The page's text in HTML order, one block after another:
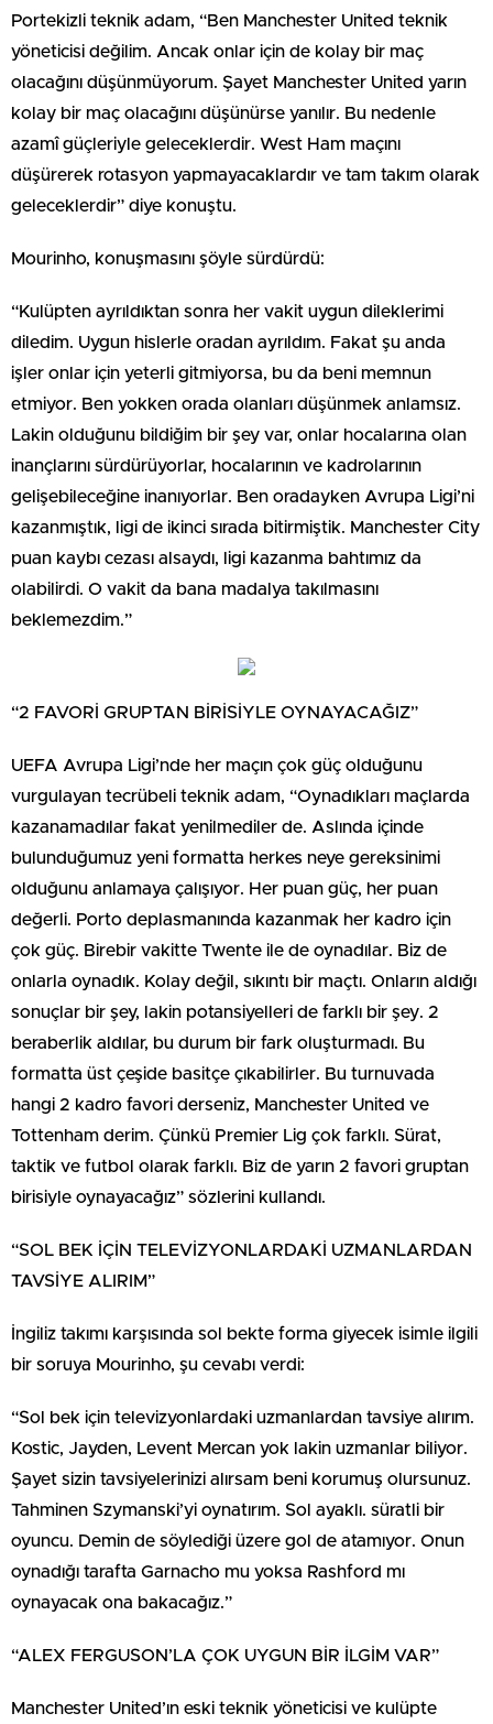
Portekizli teknik adam, “Ben Manchester United teknik
yöneticisi değilim. Ancak onlar için de kolay bir maç
olacağını düşünmüyorum. Şayet Manchester United yarın
kolay bir maç olacağını düşünürse yanılır. Bu nedenle
azamî güçleriyle geleceklerdir. West Ham maçını
düşürerek rotasyon yapmayacaklardır ve tam takım olarak
geleceklerdir” diye konuştu.
Mourinho, konuşmasını şöyle sürdürdü:
“Kulüpten ayrıldıktan sonra her vakit uygun dileklerimi
diledim. Uygun hislerle oradan ayrıldım. Fakat şu anda
işler onlar için yeterli gitmiyorsa, bu da beni memnun
etmiyor. Ben yokken orada olanları düşünmek anlamsız.
Lakin olduğunu bildiğim bir şey var, onlar hocalarına olan
inançlarını sürdürüyorlar, hocalarının ve kadrolarının
gelişebileceğine inanıyorlar. Ben oradayken Avrupa Ligi’ni
kazanmıştık, ligi de ikinci sırada bitirmiştik. Manchester City
puan kaybı cezası alsaydı, ligi kazanma bahtımız da
olabilirdi. O vakit da bana madalya takılmasını
beklemezdim.”
“2 FAVORİ GRUPTAN BİRİSİYLE OYNAYACAĞIZ”
UEFA Avrupa Ligi’nde her maçın çok güç olduğunu
vurgulayan tecrübeli teknik adam, “Oynadıkları maçlarda
kazanamadılar fakat yenilmediler de. Aslında içinde
bulunduğumuz yeni formatta herkes neye gereksinimi
olduğunu anlamaya çalışıyor. Her puan güç, her puan
değerli. Porto deplasmanında kazanmak her kadro için
çok güç. Birebir vakitte Twente ile de oynadılar. Biz de
onlarla oynadık. Kolay değil, sıkıntı bir maçtı. Onların aldığı
sonuçlar bir şey, lakin potansiyelleri de farklı bir şey. 2
beraberlik aldılar, bu durum bir fark oluşturmadı. Bu
formatta üst çeşide basitçe çıkabilirler. Bu turnuvada
hangi 2 kadro favori derseniz, Manchester United ve
Tottenham derim. Çünkü Premier Lig çok farklı. Sürat,
taktik ve futbol olarak farklı. Biz de yarın 2 favori gruptan
birisiyle oynayacağız” sözlerini kullandı.
“SOL BEK İÇİN TELEVİZYONLARDAKİ UZMANLARDAN
TAVSİYE ALIRIM”
İngiliz takımı karşısında sol bekte forma giyecek isimle ilgili
bir soruya Mourinho, şu cevabı verdi:
“Sol bek için televizyonlardaki uzmanlardan tavsiye alırım.
Kostic, Jayden, Levent Mercan yok lakin uzmanlar biliyor.
Şayet sizin tavsiyelerinizi alırsam beni korumuş olursunuz.
Tahminen Szymanski’yi oynatırım. Sol ayaklı. süratli bir
oyuncu. Demin de söylediği üzere gol de atamıyor. Onun
oynadığı tarafta Garnacho mu yoksa Rashford mı
oynayacak ona bakacağız.”
“ALEX FERGUSON’LA ÇOK UYGUN BİR İLGİM VAR”
Manchester United’ın eski teknik yöneticisi ve kulüpte